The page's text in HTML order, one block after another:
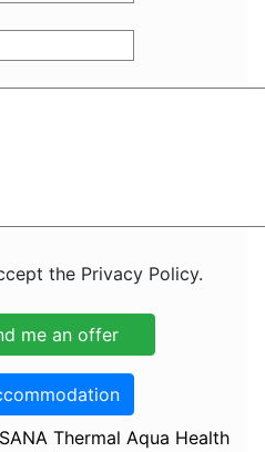
the Privacy Policy.
Thermal Aqua Health